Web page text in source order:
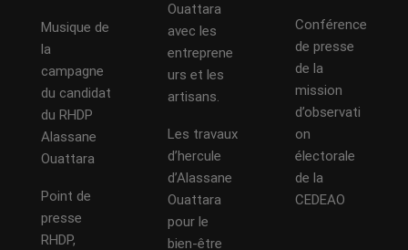
Musique de
la
campagne
du candidat
du RHDP
Alassane
Ouattara
Point de
presse
RHDP,
Ouattara
avec les
entreprene
urs et les
artisans.
Les travaux
d’hercule
d’Alassane
Ouattara
pour le
bien-être
Conférence
de presse
de la
mission
d’observati
on
électorale
de la
CEDEAO